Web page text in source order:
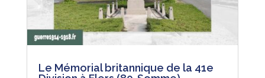
Le Mémorial britannique de la 41e